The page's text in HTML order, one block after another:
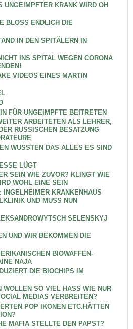
UNGEIMPFTER KRANK WIRD OH
BLOSS ENDLICH DIE
IN DEN SPITÄLERN IN
INS SPITAL WEGEN CORONA
VIDEOS EINES MARTIN
FÜR UNGEIMPFTE BEITRETEN
ARBEITETEN ALS LEHRER,
RUSSISCHEN BESATZUNG
WUSSTEN DAS ALLES ES SIND
LÜGT
SEIN WIE ZUVOR? KLINGT WIE
WOHL EINE SEIN
KRANKENHAUS
UND MUSS NUN
SELENSKYJ
UND WIR BEKOMMEN DIE
BIOWAFFEN-
NAJA
DIE BIOCHIPS IM
WOLLEN SO VIEL HASS WIE NUR
MEDIAS VERBREITEN?
POP IKONEN ETC.HÄTTEN
MAFIA STELLTE DEN PAPST?